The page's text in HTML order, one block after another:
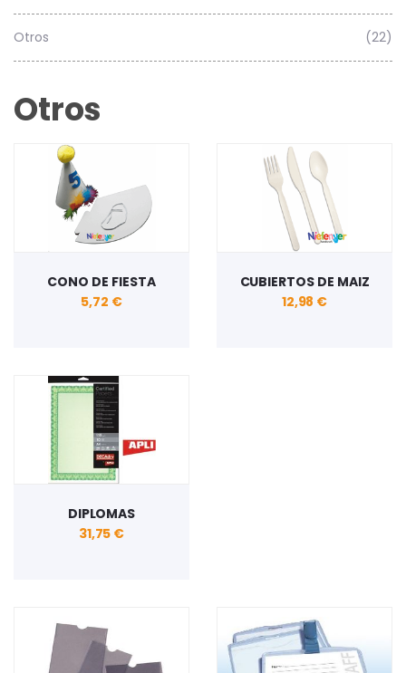
Otros (22)
Otros
CONO DE FIESTA
5,72 €
CUBIERTOS DE MAIZ
12,98 €
DIPLOMAS
31,75 €